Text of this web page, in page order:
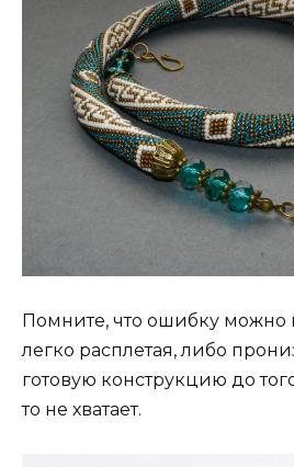
Помните, что ошибку можно
легко расплетая, либо
готовую конструкцию до
то не хватает.